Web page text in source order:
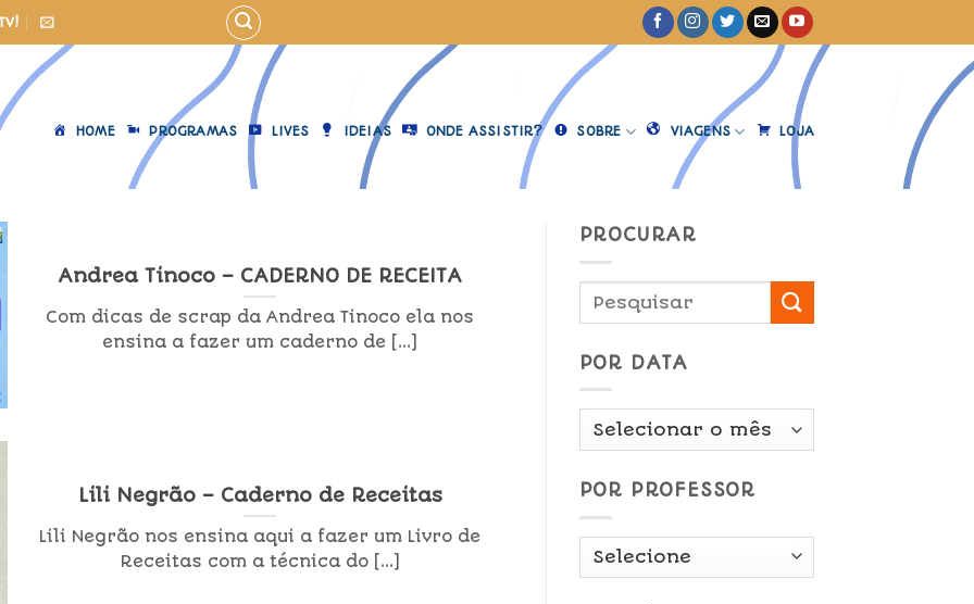
HOME PROGRAMAS LIVES IDEIAS ONDE ASSISTIR? SOBRE VIAGENS LOJA
Andrea Tinoco – CADERNO DE RECEITA
Com dicas de scrap da Andrea Tinoco ela nos
ensina a fazer um caderno de [...]
Lili Negrão – Caderno de Receitas
Lili Negrão nos ensina aqui a fazer um Livro de
Receitas com a técnica do [...]
PROCURAR
POR DATA
Por
POR PROFESSOR